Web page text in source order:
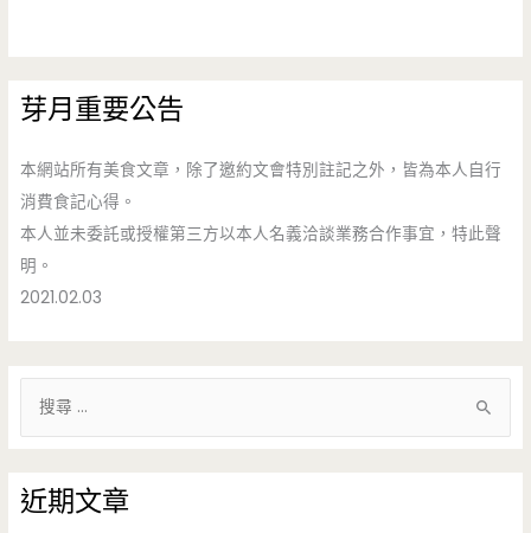
韓
年
糕/
營
業
間
芽月重要公告
本網站所有美食文章，除了邀約文會特別註記之外，皆為本人自行
消費食記心得。
本人並未委託或授權第三方以本人名義洽談業務合作事宜，特此聲
明。
2021.02.03
鍵
字
近期文章